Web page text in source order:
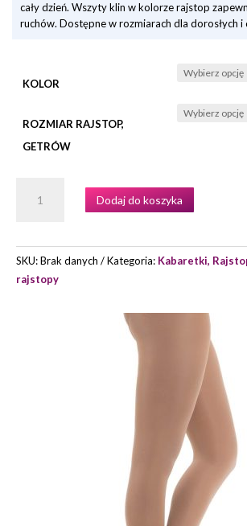
cały dzień. Wszyty klin w kolorze rajstop
ruchów. Dostępne w rozmiarach dla dorosłych i
KOLOR
ROZMIAR RAJSTOP,
GETRÓW
RAJSTOPY
FOOTED
TIGHT
Dodaj do koszyka
SKU:Brak danych Kategoria: Kabaretki,
rajstopy